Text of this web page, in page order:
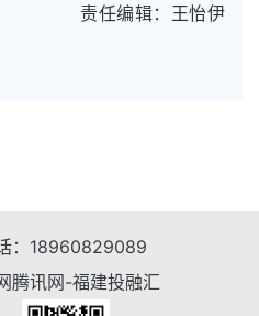
责任编辑：王怡伊
： 18960829089
腾讯网-福建投融汇